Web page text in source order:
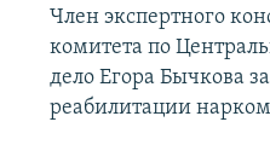
Член экспертного
комитета по
дело Егора Бычкова
реабилитации